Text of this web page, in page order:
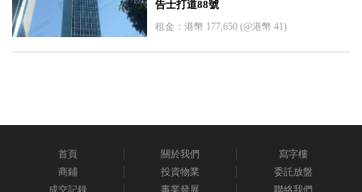
告士打道88號
租金：港幣 177,650 (@港幣 41)
首頁 關於我們
寫字樓
商鋪
投資物業
委託放盤
成交記錄
事業發展 聯絡我們